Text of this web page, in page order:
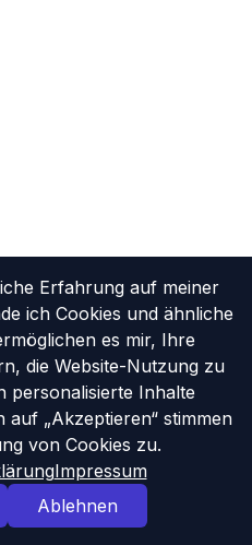
x 2
Erfahrung auf meiner
ich Cookies und ähnliche
es mir, Ihre
die Website-Nutzung zu
personalisierte Inhalte
„Akzeptieren“ stimmen
von Cookies zu.
Impressum
Ablehnen